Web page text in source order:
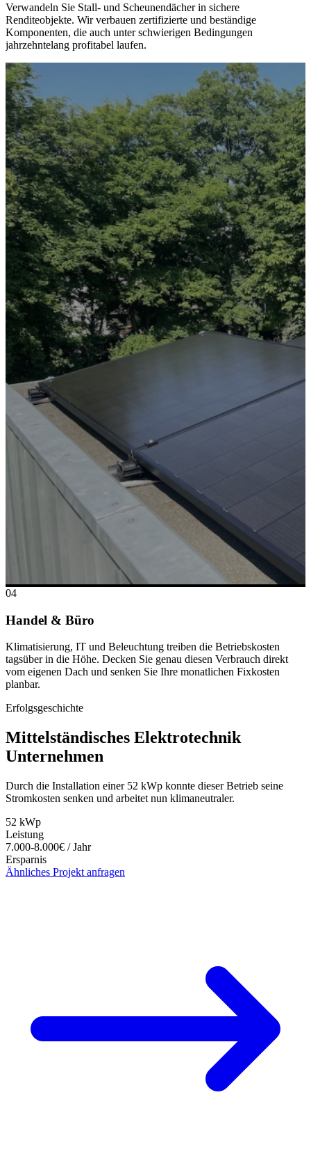
Verwandeln Sie Stall- und Scheunendächer in sichere
Renditeobjekte. Wir verbauen zertifizierte und beständige
Komponenten, die auch unter schwierigen Bedingungen
jahrzehntelang profitabel laufen.
04
Handel & Büro
Klimatisierung, IT und Beleuchtung treiben die Betriebskosten
tagsüber in die Höhe. Decken Sie genau diesen Verbrauch direkt
vom eigenen Dach und senken Sie Ihre monatlichen Fixkosten
planbar.
Erfolgsgeschichte
Mittelständisches Elektrotechnik
Unternehmen
Durch die Installation einer 52 kWp konnte dieser Betrieb seine
Stromkosten senken und arbeitet nun klimaneutraler.
52 kWp
Leistung
7.000-8.000€ / Jahr
Ersparnis
Ähnliches Projekt anfragen